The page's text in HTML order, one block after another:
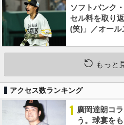
ソフトバンク
セル料を取り
(笑)」／オール
もっと
アクセス数ランキング
1 廣岡達朗コ
う。球宴を